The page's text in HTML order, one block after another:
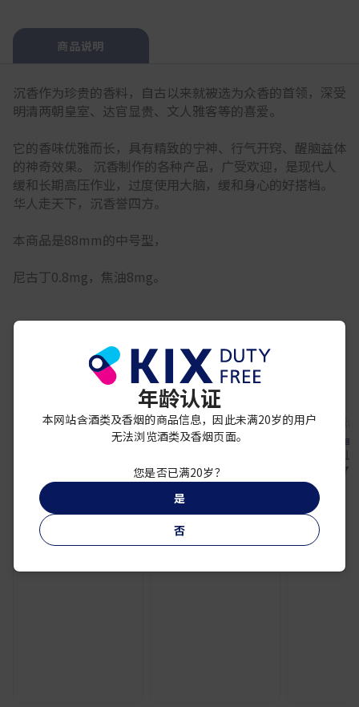
商品说明
沉香作为珍贵的香料，自古以来就被选为众香的首领，深受
明清两朝皇室、达官显贵、文人雅客等的喜爱。
它的香味优雅而长，具有精致的宁神、行气开窍、醒脑益体
的神奇效果。 沉香制作的各种产品，广受欢迎，是现代人
缓和长期高压作业，过度使用大脑，缓和身心的好搭档。
华人走天下，沉香誉四方。
本商品是88mm的中号型，
尼古丁0.8mg，焦油8mg。
你可能还喜欢
支型
黄鹤楼
¥ 14,500
中國
黃
¥
年龄认证
本网站含酒类及香烟的商品信息，因此未满20岁的用户
无法浏览酒类及香烟页面。
您是否已满20岁？
是
否